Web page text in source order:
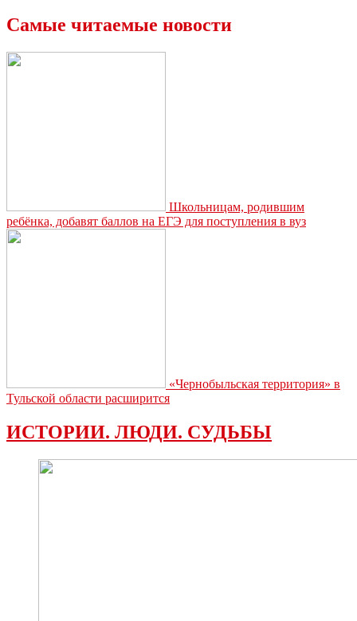
Самые читаемые новости
Школьницам, родившим
ребёнка, добавят баллов на ЕГЭ для поступления в вуз
«Чернобыльская территория» в
Тульской области расширится
ИСТОРИИ. ЛЮДИ. СУДЬБЫ